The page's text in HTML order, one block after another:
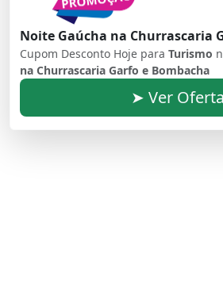
Noite Gaúcha na Churrascaria
Cupom Desconto Hoje para Turismo
na Churrascaria Garfo e Bombacha
➤ Ver Oferta